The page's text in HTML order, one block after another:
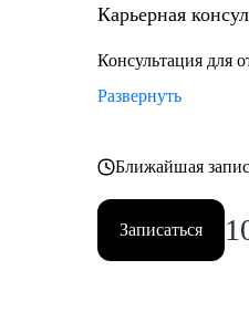
Карьерная
Консультация для
Развернуть
Ближайшая
Записаться